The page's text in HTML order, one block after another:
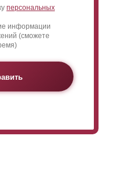
персональных
информации
(сможете